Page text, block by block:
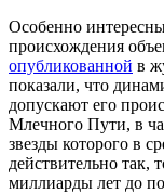
Особенно
происхождения
опубликованной в
показали, что
допускают его
Млечного Пути, в
звезды которого в
действительно так,
миллиарды лет до